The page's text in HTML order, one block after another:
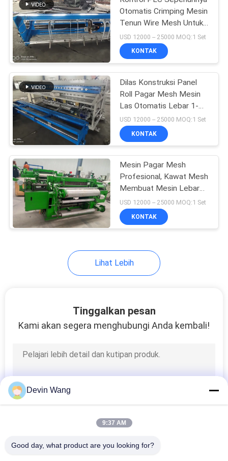
Otomatis Crimping Mesin
Tenun Wire Mesh Untuk
Pagar Panel Dilas
USD 12000 -- 25000 MOQ:1 Set
KONTAK
Dilas Konstruksi Panel
Roll Pagar Mesh Mesin
Las Otomatis Lebar 1-
6m
USD 12000 -- 25000 MOQ:1 Set
KONTAK
Mesin Pagar Mesh
Profesional, Kawat Mesh
Membuat Mesin Lebar
0,5-3m
USD 12000 -- 25000 MOQ:1 Set
KONTAK
Lihat Lebih
Tinggalkan pesan
Kami akan segera menghubungi Anda kembali!
Devin Wang
9:37 AM
Good day, what product are you looking for?